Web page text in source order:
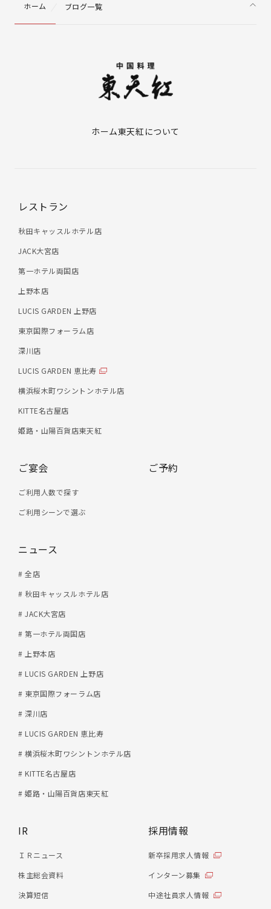
ホーム ブログ一覧
ホーム東天紅について
レストラン
秋田キャッスルホテル店
JACK大宮店
第一ホテル両国店
上野本店
LUCIS GARDEN 上野店
東京国際フォーラム店
深川店
LUCIS GARDEN 恵比寿
横浜桜木町ワシントンホテル店
KITTE名古屋店
姫路・山陽百貨店東天紅
ご宴会
ご利用人数で探す
ご利用シーンで選ぶ
ニュース
# 全店
# 秋田キャッスルホテル店
# JACK大宮店
# 第一ホテル両国店
# 上野本店
# LUCIS GARDEN 上野店
# 東京国際フォーラム店
# 深川店
# LUCIS GARDEN 恵比寿
# 横浜桜木町ワシントンホテル店
# KITTE名古屋店
# 姫路・山陽百貨店東天紅
ご予約
採用情報
新卒採用求人情報
インターン募集
中途社員求人情報
IR
ＩＲニュース
株主総会資料
決算短信